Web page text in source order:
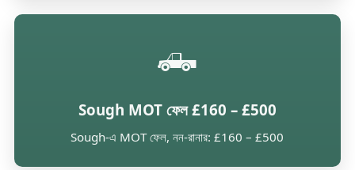
🛻
Sough MOT ফেল £160 – £500
Sough-এ MOT ফেল, নন-রানার: £160 – £500